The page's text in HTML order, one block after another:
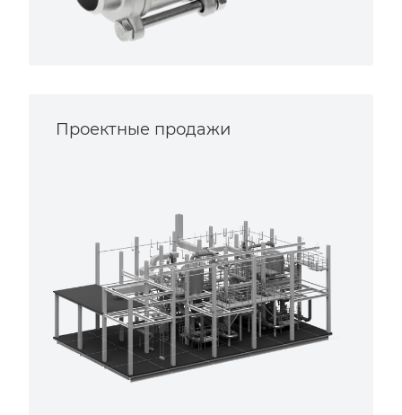
Проектные продажи